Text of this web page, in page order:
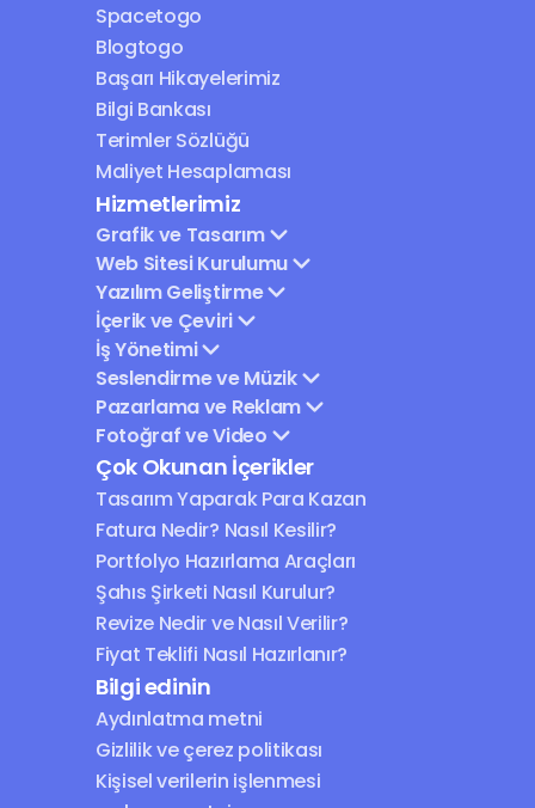
Spacetogo
Blogtogo
Başarı Hikayelerimiz
Bilgi Bankası
Terimler Sözlüğü
Maliyet Hesaplaması
Hizmetlerimiz
Grafik ve Tasarım
Web Sitesi Kurulumu
Yazılım Geliştirme
İçerik ve Çeviri
İş Yönetimi
Seslendirme ve Müzik
Pazarlama ve Reklam
Fotoğraf ve Video
Çok Okunan İçerikler
Tasarım Yaparak Para Kazan
Fatura Nedir? Nasıl Kesilir?
Portfolyo Hazırlama Araçları
Şahıs Şirketi Nasıl Kurulur?
Revize Nedir ve Nasıl Verilir?
Fiyat Teklifi Nasıl Hazırlanır?
Bilgi edinin
Aydınlatma metni
Gizlilik ve çerez politikası
Kişisel verilerin işlenmesi